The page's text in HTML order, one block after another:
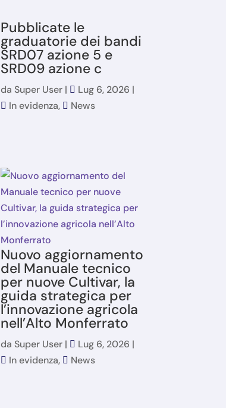
Pubblicate le
graduatorie dei bandi
SRD07 azione 5 e
SRD09 azione c
da Super User| Lug 6, 2026 |
In evidenza, News
Nuovo aggiornamento
del Manuale tecnico
per nuove Cultivar, la
guida strategica per
l’innovazione agricola
nell’Alto Monferrato
da Super User| Lug 6, 2026 |
In evidenza, News